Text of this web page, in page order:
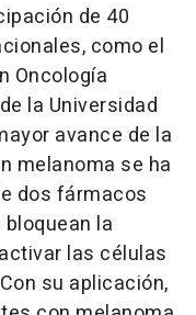
de 40
como el
Oncología
la Universidad
avance de la
melanoma se ha
dos fármacos
la
las células
su aplicación,